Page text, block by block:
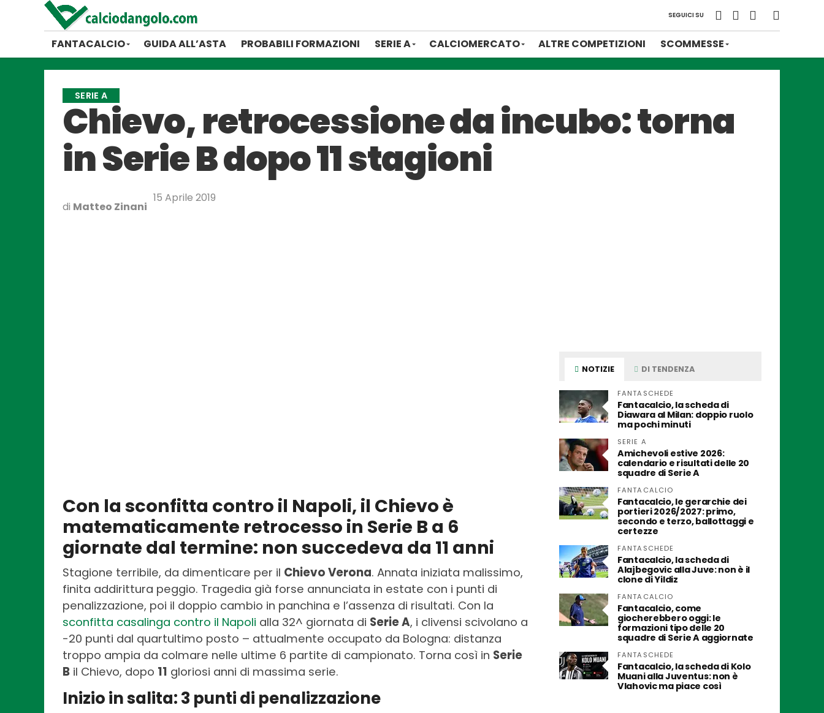
SEGUICI SU
FANTACALCIO GUIDA ALL’ASTA PROBABILI FORMAZIONI SERIE A CALCIOMERCATO ALTRE COMPETIZIONI SCOMMESSE
SERIE A
Chievo, retrocessione da incubo: torna
in Serie B dopo 11 stagioni
di Matteo Zinani
15 Aprile 2019
Con la sconfitta contro il Napoli, il Chievo è
matematicamente retrocesso in Serie B a 6
giornate dal termine: non succedeva da 11 anni
Stagione terribile, da dimenticare per il Chievo Verona. Annata iniziata malissimo,
finita addirittura peggio. Tragedia già forse annunciata in estate con i punti di
penalizzazione, poi il doppio cambio in panchina e l’assenza di risultati. Con la
sconfitta casalinga contro il Napoli alla 32^ giornata di Serie A, i clivensi scivolano a
-20 punti dal quartultimo posto – attualmente occupato da Bologna: distanza
troppo ampia da colmare nelle ultime 6 partite di campionato. Torna così in Serie
B il Chievo, dopo 11 gloriosi anni di massima serie.
Inizio in salita: 3 punti di penalizzazione
NOTIZIE DI TENDENZA
FANTASCHEDE
Fantacalcio, la scheda di
Diawara al Milan: doppio ruolo
ma pochi minuti
SERIE A
Amichevoli estive 2026:
calendario e risultati delle 20
squadre di Serie A
FANTACALCIO
Fantacalcio, le gerarchie dei
portieri 2026/2027: primo,
secondo e terzo, ballottaggi e
certezze
FANTASCHEDE
Fantacalcio, la scheda di
Alajbegovic alla Juve: non è il
clone di Yildiz
FANTACALCIO
Fantacalcio, come
giocherebbero oggi: le
formazioni tipo delle 20
squadre di Serie A aggiornate
FANTASCHEDE
Fantacalcio, la scheda di Kolo
Muani alla Juventus: non è
Vlahovic ma piace così